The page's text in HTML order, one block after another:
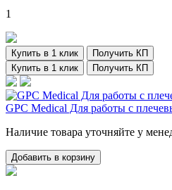
1
Купить в 1 клик
Получить КП
Купить в 1 клик
Получить КП
GPC Medical Для работы с
Наличие товара уточняйте у
Добавить в корзину